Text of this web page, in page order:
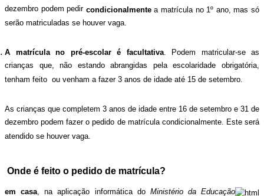
dezembro podem pedir condicionalmentea matrícula no 1º ano, mas só
serão matriculadas se houver vaga.
A matrícula no pré-escolar é facultativa. Podem matricular-se as
crianças que, não estando abrangidas pela escolaridade obrigatória,
tenham feito ou venham a fazer 3 anos de idade até 15 de setembro.
As crianças que completem 3 anos de idade entre 16 de setembro e 31 de
dezembro podem fazer o pedido de matrícula condicionalmente. Este será
atendido se houver vaga.
Onde é feito o pedido de matrícula?
em casa , na aplicação informática do Ministério da Educação